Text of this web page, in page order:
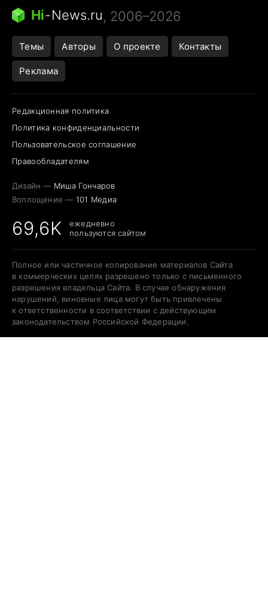
Следующая пандемия
Hi-News.ru, 2006–2026
Темы Авторы О проекте Контакты
Реклама
Редакционная политика
Политика конфиденциальности
Пользовательское соглашение
Правообладателям
Дизайн — Миша Гончаров
Воплощение — 101 Медиа
69,6K
ежедневно
пользуются сайтом
Полное или частичное копирование материалов Сайта
в коммерческих целях разрешено только с письменного
разрешения владельца Сайта. В случае обнаружения
нарушений, виновные лица могут быть привлечены
к ответственности в соответствии с действующим
законодательством Российской Федерации.